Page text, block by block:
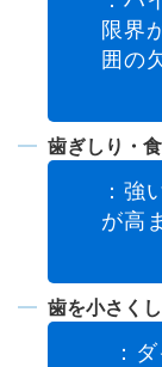
限界
囲の
歯ぎしり・
：強
が高
歯を小さく
：